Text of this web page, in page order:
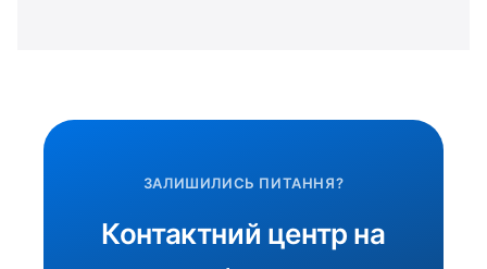
ЗАЛИШИЛИСЬ ПИТАННЯ?
Контактний центр на